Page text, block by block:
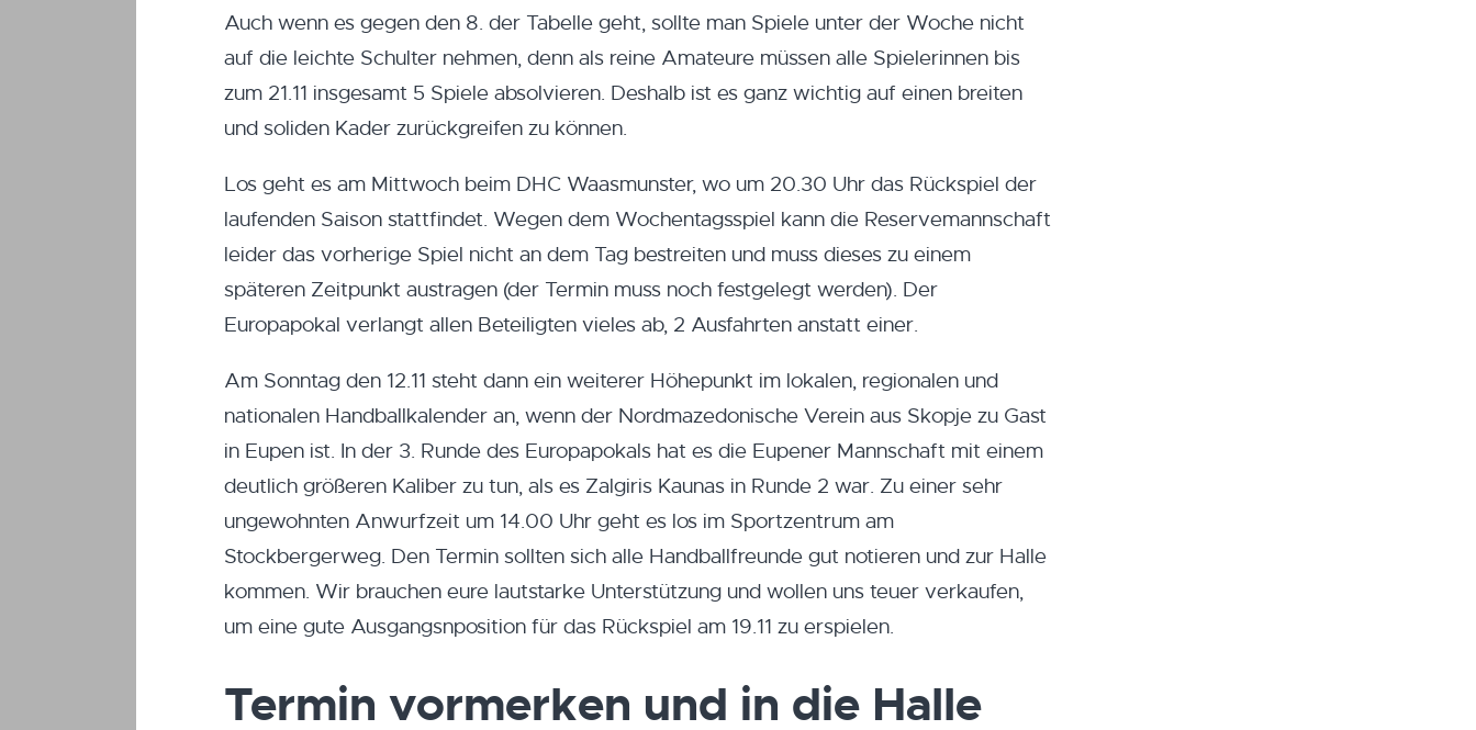
Auch wenn es gegen den 8. der Tabelle geht, sollte man Spiele unter der Woche nicht
auf die leichte Schulter nehmen, denn als reine Amateure müssen alle Spielerinnen bis
zum 21.11 insgesamt 5 Spiele absolvieren. Deshalb ist es ganz wichtig auf einen breiten
und soliden Kader zurückgreifen zu können.
Los geht es am Mittwoch beim DHC Waasmunster, wo um 20.30 Uhr das Rückspiel der
laufenden Saison stattfindet. Wegen dem Wochentagsspiel kann die Reservemannschaft
leider das vorherige Spiel nicht an dem Tag bestreiten und muss dieses zu einem
späteren Zeitpunkt austragen (der Termin muss noch festgelegt werden). Der
Europapokal verlangt allen Beteiligten vieles ab, 2 Ausfahrten anstatt einer.
Am Sonntag den 12.11 steht dann ein weiterer Höhepunkt im lokalen, regionalen und
nationalen Handballkalender an, wenn der Nordmazedonische Verein aus Skopje zu Gast
in Eupen ist. In der 3. Runde des Europapokals hat es die Eupener Mannschaft mit einem
deutlich größeren Kaliber zu tun, als es Zalgiris Kaunas in Runde 2 war. Zu einer sehr
ungewohnten Anwurfzeit um 14.00 Uhr geht es los im Sportzentrum am
Stockbergerweg. Den Termin sollten sich alle Handballfreunde gut notieren und zur Halle
kommen. Wir brauchen eure lautstarke Unterstützung und wollen uns teuer verkaufen,
um eine gute Ausgangsnposition für das Rückspiel am 19.11 zu erspielen.
Termin vormerken und in die Halle